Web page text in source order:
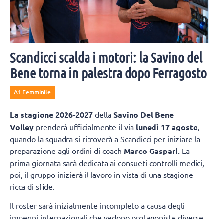
Scandicci scalda i motori: la Savino del
Bene torna in palestra dopo Ferragosto
A1 Femminile
La stagione 2026-2027 della Savino Del Bene
Volley prenderà ufficialmente il via lunedì 17 agosto,
quando la squadra si ritroverà a Scandicci per iniziare la
preparazione agli ordini di coach Marco Gaspari. La
prima giornata sarà dedicata ai consueti controlli medici,
poi, il gruppo inizierà il lavoro in vista di una stagione
ricca di sfide.
Il roster sarà inizialmente incompleto a causa degli
impegni internazionali che vedono protagoniste diverse